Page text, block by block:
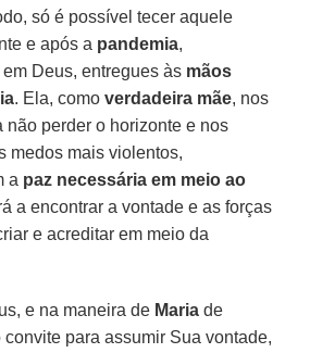
só é possível tecer aquele
e após a pandemia,
Deus, entregues às mãos
. Ela, comoverdadeira mãe, nos
não perder o horizonte e nos
medos mais violentos,
a paz necessária em meio ao
a encontrar a vontade e as forças
e acreditar em meio da
e na maneira de Maria de
convite para assumir Sua vontade,